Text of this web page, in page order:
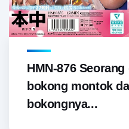
HMN-876
bokong montok
bokongnya...